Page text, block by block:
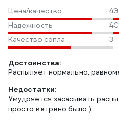
Цена/качество 4
Надежность
4
Качество сопла
3
Достоинства:
Распыляет нормально,
Недостатки:
Умудряется засасывать
просто ветрено было )